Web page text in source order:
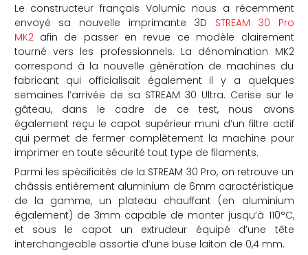
Le constructeur français Volumic nous a récemment
envoyé sa nouvelle imprimante 3D STREAM 30 Pro
MK2afin de passer en revue ce modèle clairement
tourné vers les professionnels. La dénomination MK2
correspond à la nouvelle génération de machines du
fabricant qui officialisait également il y a quelques
semaines l’arrivée de sa STREAM 30 Ultra. Cerise sur le
gâteau, dans le cadre de ce test, nous avons
également reçu le capot supérieur muni d’un filtre actif
qui permet de fermer complètement la machine pour
imprimer en toute sécurité tout type de filaments.
Parmi les spécificités de la STREAM 30 Pro, on retrouve un
châssis entièrement aluminium de 6mm caractéristique
de la gamme, un plateau chauffant (en aluminium
également) de 3mm capable de monter jusqu’à 110°C,
et sous le capot un extrudeur équipé d’une tête
interchangeable assortie d’une buse laiton de 0,4 mm.